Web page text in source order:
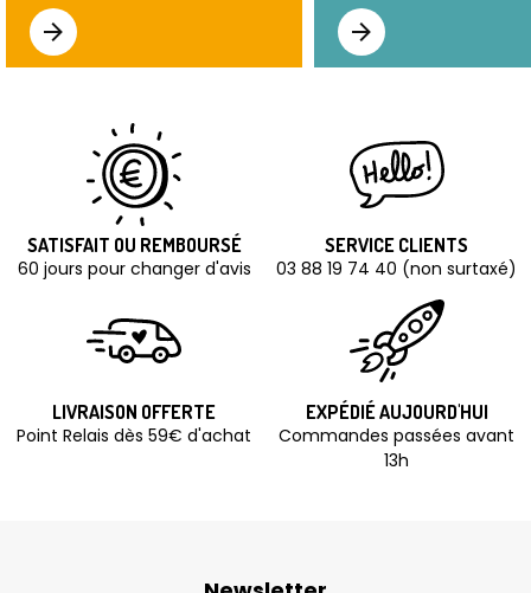
SATISFAIT OU REMBOURSÉ
60 jours pour changer d'avis
SERVICE CLIENTS
03 88 19 74 40 (non surtaxé)
LIVRAISON OFFERTE
Point Relais dès 59€ d'achat
EXPÉDIÉ AUJOURD'HUI
Commandes passées avant
13h